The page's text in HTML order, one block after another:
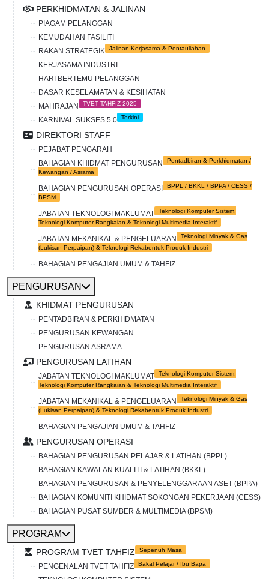
PERKHIDMATAN & JALINAN
PIAGAM PELANGGAN
KEMUDAHAN FASILITI
RAKAN STRATEGIK
Jalinan Kerjasama & Pentauliahan
KERJASAMA INDUSTRI
HARI BERTEMU PELANGGAN
DASAR KESELAMATAN & KESIHATAN
MAHRAJAN
TVET TAHFIZ 2025
KARNIVAL SUKSES 5.0 Terkini
DIREKTORI STAFF
PEJABAT PENGARAH
BAHAGIAN KHIDMAT PENGURUSAN
Pentadbiran & Perkhidmatan /
Kewangan / Asrama
BAHAGIAN PENGURUSAN OPERASI
BPPL / BKKL / BPPA / CESS /
BPSM
JABATAN TEKNOLOGI MAKLUMAT
Teknologi Komputer Sistem,
Teknologi Komputer Rangkaian & Teknologi Multimedia Interaktif
JABATAN MEKANIKAL & PENGELUARAN
Teknologi Minyak & Gas
(Lukisan Perpaipan) & Teknologi Rekabentuk Produk Industri
BAHAGIAN PENGAJIAN UMUM & TAHFIZ
PENGURUSAN
KHIDMAT PENGURUSAN
PENTADBIRAN & PERKHIDMATAN
PENGURUSAN KEWANGAN
PENGURUSAN ASRAMA
PENGURUSAN LATIHAN
JABATAN TEKNOLOGI MAKLUMAT
Teknologi Komputer Sistem,
Teknologi Komputer Rangkaian & Teknologi Multimedia Interaktif
JABATAN MEKANIKAL & PENGELUARAN
Teknologi Minyak & Gas
(Lukisan Perpaipan) & Teknologi Rekabentuk Produk Industri
BAHAGIAN PENGAJIAN UMUM & TAHFIZ
PENGURUSAN OPERASI
BAHAGIAN PENGURUSAN PELAJAR & LATIHAN (BPPL)
BAHAGIAN KAWALAN KUALITI & LATIHAN (BKKL)
BAHAGIAN PENGURUSAN & PENYELENGGARAAN ASET (BPPA)
BAHAGIAN KOMUNITI KHIDMAT SOKONGAN PEKERJAAN (CESS)
BAHAGIAN PUSAT SUMBER & MULTIMEDIA (BPSM)
PROGRAM
PROGRAM TVET TAHFIZ Sepenuh Masa
PENGENALAN TVET TAHFIZ Bakal Pelajar / Ibu Bapa